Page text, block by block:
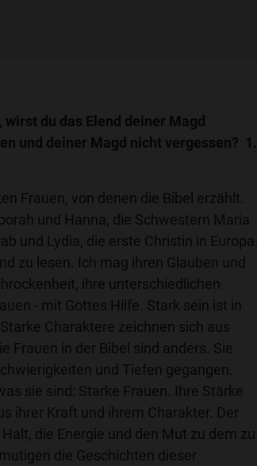
wirst du das Elend deiner Magd
und deiner Magd nicht vergessen? 1.
Frauen, von denen die Bibel erzählt.
und Hanna, die Schwestern Maria
und Lydia, die erste Christin in Europa.
zu lesen. Ich mag ihren Glauben und
ihre unterschiedlichen
- mit Gottes Hilfe. Stark sein ist in
Charaktere zeichnen sich aus
Frauen in der Bibel sind anders. Sie
und Tiefen gegangen.
sie sind: Starke Frauen. Ihre Stärke
ihrer Kraft und ihrem Charakter. Der
die Energie und den Mut zu dem zu
die Geschichten dieser